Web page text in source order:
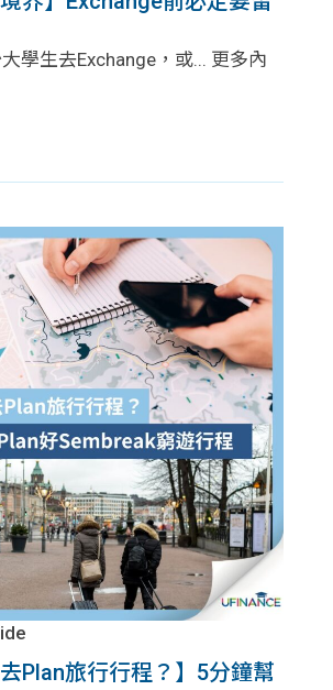
學生去Exchange，或... 更多內
去Plan旅行行程？】5分鐘幫